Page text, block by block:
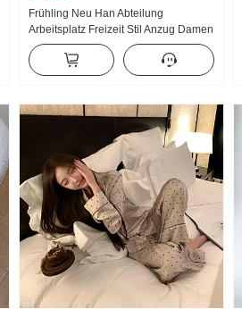
Frühling Neu Han Abteilung
Arbeitsplatz Freizeit Stil Anzug Damen
Charme Gestreift Hemd Hohe Taille
Halber Rock Zweiteiliger Anzug